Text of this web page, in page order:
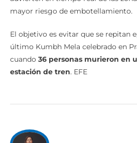
mayor riesgo de embotellamiento.
El objetivo es evitar que se repitan
último Kumbh Mela celebrado en
cuando 36 personas murieron en
estación de tren. EFE